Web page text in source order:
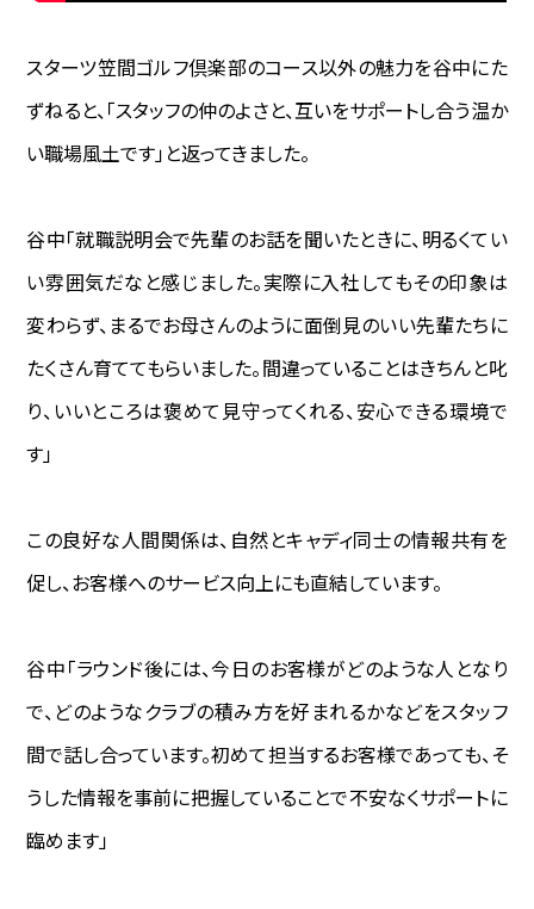
スターツ笠間ゴルフ倶楽部のコース以外の魅力を谷中にた
ずねると、「スタッフの仲のよさと、互いをサポートし合う温か
い職場風土です」と返ってきました。
谷中―――「就職説明会で先輩のお話を聞いたときに、明るくてい
い雰囲気だなと感じました。実際に入社してもその印象は
変わらず、まるでお母さんのように面倒見のいい先輩たちに
たくさん育ててもらいました。間違っていることはきちんと叱
り、いいところは褒めて見守ってくれる、安心できる環境で
す」
この良好な人間関係は、自然とキャディ同士の情報共有を
促し、お客様へのサービス向上にも直結しています。
谷中―――「ラウンド後には、今日のお客様がどのような人となり
で、どのようなクラブの積み方を好まれるかなどをスタッフ
間で話し合っています。初めて担当するお客様であっても、そ
うした情報を事前に把握していることで不安なくサポートに
臨めます」